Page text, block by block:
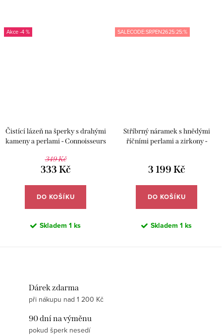
-4 %
Čistící lázeň na šperky s drahými
kameny a perlami - Connoisseurs
349 Kč
333 Kč
DO KOŠÍKU
Skladem 1 ks
SALECODE:SRPEN2625:25:%
Stříbrný náramek s hnědými
říčními perlami a zirkony -
3 199 Kč
DO KOŠÍKU
Skladem 1 ks
Dárek zdarma
při nákupu nad 1 200 Kč
90 dní na výměnu
pokud šperk nesedí